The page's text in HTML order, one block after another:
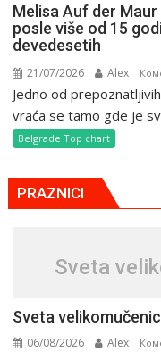
Melisa Auf der
posle više od 15
devedesetih
21/07/2026 Alex
Jedno od
vraća se tamo gde je
Belgrade Top chart
PRAZNICI
Svеta
Svеta
06/08/2026 Alex